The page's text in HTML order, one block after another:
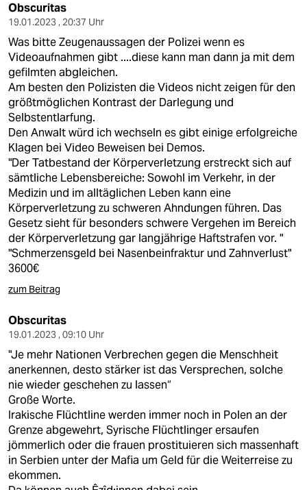
Obscuritas
19.01.2023 , 20:37 Uhr
Was bitte Zeugenaussagen der Polizei wenn es
Videoaufnahmen gibt ....diese kann man dann ja mit dem
gefilmten abgleichen.
Am besten den Polizisten die Videos nicht zeigen für den
größtmöglichen Kontrast der Darlegung und
Selbstentlarfung.
Den Anwalt würd ich wechseln es gibt einige erfolgreiche
Klagen bei Video Beweisen bei Demos.
"Der Tatbestand der Körperverletzung erstreckt sich auf
sämtliche Lebensbereiche: Sowohl im Verkehr, in der
Medizin und im alltäglichen Leben kann eine
Körperverletzung zu schweren Ahndungen führen. Das
Gesetz sieht für besonders schwere Vergehen im Bereich
der Körperverletzung gar langjährige Haftstrafen vor. "
"Schmerzensgeld bei Nasenbeinfraktur und Zahnverlust"
3600€
zum Beitrag
Obscuritas
19.01.2023 , 09:10 Uhr
"Je mehr Nationen Verbrechen gegen die Menschheit
anerkennen, desto stärker ist das Versprechen, solche
nie wieder geschehen zu lassen“
Große Worte.
Irakische Flüchtline werden immer noch in Polen an der
Grenze abgewehrt, Syrische Flüchtlinger ersaufen
jömmerlich oder die frauen prostituieren sich massenhaft
in Serbien unter der Mafia um Geld für die Weiterreise zu
ekommen.